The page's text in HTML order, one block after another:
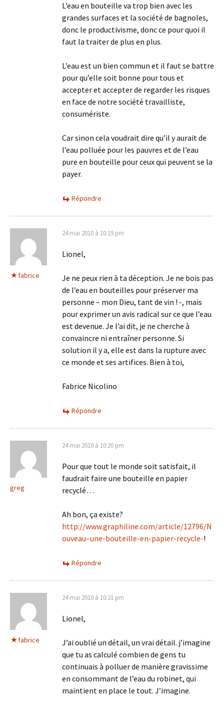
L’eau en bouteille va trop bien avec les
grandes surfaces et la société de bagnoles,
donc le productivisme, donc ce pour quoi il
faut la traiter de plus en plus.
L’eau est un bien commun et il faut se battre
pour qu’elle soit bonne pour tous et
accepter et accepter de regarder les risques
en face de notre société travailliste,
consumériste.
Car sinon cela voudrait dire qu’il y aurait de
l’eau polluée pour les pauvres et de l’eau
pure en bouteille pour ceux qui peuvent se la
payer.
Répondre
fabrice
24 mai 2010 à 10:19 pm
Lionel,
Je ne peux rien à ta déception. Je ne bois pas
de l’eau en bouteilles pour préserver ma
personne – mon Dieu, tant de vin ! -, mais
pour exprimer un avis radical sur ce que l’eau
est devenue. Je l’ai dit, je ne cherche à
convaincre ni entraîner personne. Si
solution il y a, elle est dans la rupture avec
ce monde et ses artifices. Bien à toi,
Fabrice Nicolino
Répondre
greg
24 mai 2010 à 10:20 pm
Pour que tout le monde soit satisfait, il
faudrait faire une bouteille en papier
recyclé…
Ah bon, ça existe?
http://www.graphiline.com/article/12796/N
ouveau–une-bouteille-en-papier-recycle-!
Répondre
fabrice
24 mai 2010 à 10:21 pm
Lionel,
J’ai oublié un détail, un vrai détail. j’imagine
que tu as calculé combien de gens tu
continuais à polluer de manière gravissime
en consommant de l’eau du robinet, qui
maintient en place le tout. J’imagine.